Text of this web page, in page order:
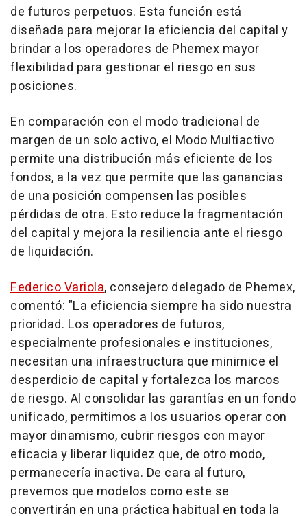
de futuros perpetuos. Esta función está
diseñada para mejorar la eficiencia del capital y
brindar a los operadores de Phemex mayor
flexibilidad para gestionar el riesgo en sus
posiciones.
En comparación con el modo tradicional de
margen de un solo activo, el Modo Multiactivo
permite una distribución más eficiente de los
fondos, a la vez que permite que las ganancias
de una posición compensen las posibles
pérdidas de otra. Esto reduce la fragmentación
del capital y mejora la resiliencia ante el riesgo
de liquidación.
Federico Variola, consejero delegado de Phemex,
comentó: "La eficiencia siempre ha sido nuestra
prioridad. Los operadores de futuros,
especialmente profesionales e instituciones,
necesitan una infraestructura que minimice el
desperdicio de capital y fortalezca los marcos
de riesgo. Al consolidar las garantías en un fondo
unificado, permitimos a los usuarios operar con
mayor dinamismo, cubrir riesgos con mayor
eficacia y liberar liquidez que, de otro modo,
permanecería inactiva. De cara al futuro,
prevemos que modelos como este se
convertirán en una práctica habitual en toda la